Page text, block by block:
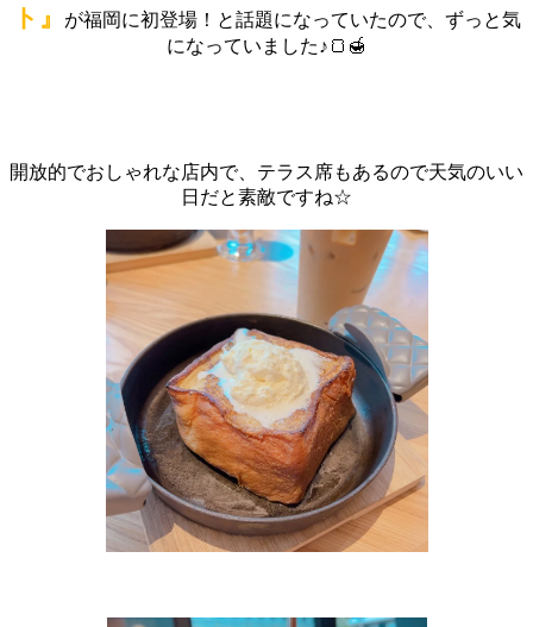
ト』
が福岡に初登場！と話題になっていたので、ずっと気
になっていました♪🍞🍯
開放的でおしゃれな店内で、テラス席もあるので天気のいい
日だと素敵ですね☆